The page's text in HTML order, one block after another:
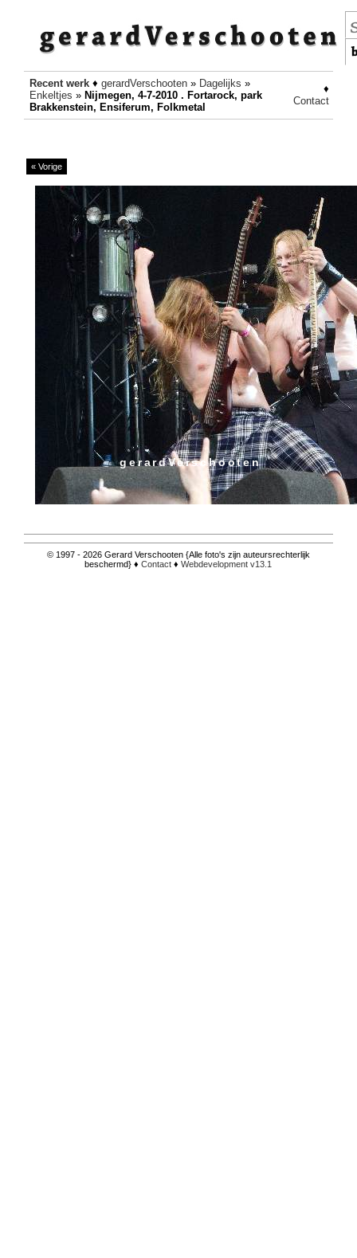
Recent werk♦ gerardVerschooten» Dagelijks »
Enkeltjes » Nijmegen, 4-7-2010 . Fortarock, park
Brakkenstein, Ensiferum, Folkmetal
♦
Contact
« Vorige
gerardVerschooten
© 1997 - 2026 Gerard Verschooten {Alle foto's zijn auteursrechterlijk
beschermd} ♦Contact ♦Webdevelopment v13.1